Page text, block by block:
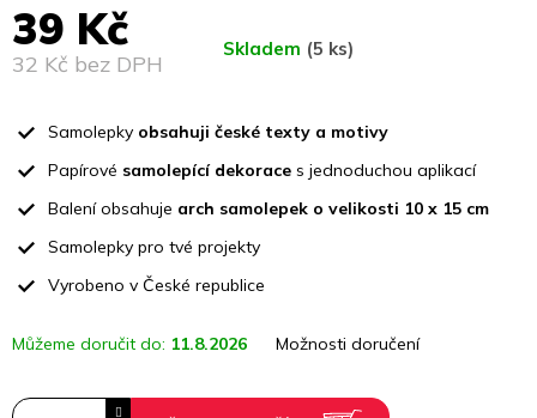
39 Kč
32 Kč bez DPH
cena:
Skladem (5 ks)
Můžeme doručit do: 11.8.2026 Možnosti doručení
Samolepky obsahuji české texty a motivy
Papírové samolepící dekorace s jednoduchou aplikací
Balení obsahuje arch samolepek o velikosti 10 x 15 cm
Samolepky pro tvé projekty
Vyrobeno v České republice